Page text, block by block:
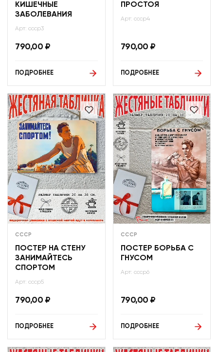
КИШЕЧНЫЕ
ЗАБОЛЕВАНИЯ
Арт: ссср3
790,00 ₽
ПОДРОБНЕЕ
ПРОСТОЯ
Арт: ссср4
790,00 ₽
ПОДРОБНЕЕ
СССР
ПОСТЕР НА СТЕНУ
ЗАНИМАЙТЕСЬ
СПОРТОМ
Арт: ссср5
790,00 ₽
ПОДРОБНЕЕ
СССР
ПОСТЕР БОРЬБА С
ГНУСОМ
Арт: ссср6
790,00 ₽
ПОДРОБНЕЕ